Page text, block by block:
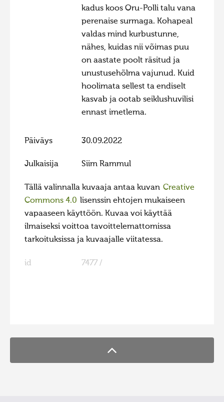
kadus koos Oru-Polli talu vana
perenaise surmaga. Kohapeal
valdas mind kurbustunne,
nähes, kuidas nii võimas puu
on aastate poolt räsitud ja
unustusehõlma vajunud. Kuid
hoolimata sellest ta endiselt
kasvab ja ootab seiklushuvilisi
ennast imetlema.
Päiväys 30.09.2022
Julkaisija Siim Rammul
Tällä valinnalla kuvaaja antaa kuvan Creative
Commons 4.0 lisenssin ehtojen mukaiseen
vapaaseen käyttöön. Kuvaa voi käyttää
ilmaiseksi voittoa tavoittelemattomissa
tarkoituksissa ja kuvaajalle viitatessa.
id 7477 /